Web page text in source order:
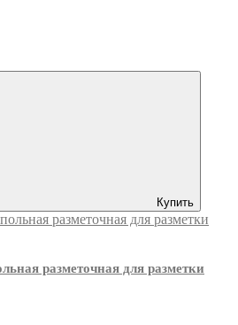
Купить
разметочная для разметки